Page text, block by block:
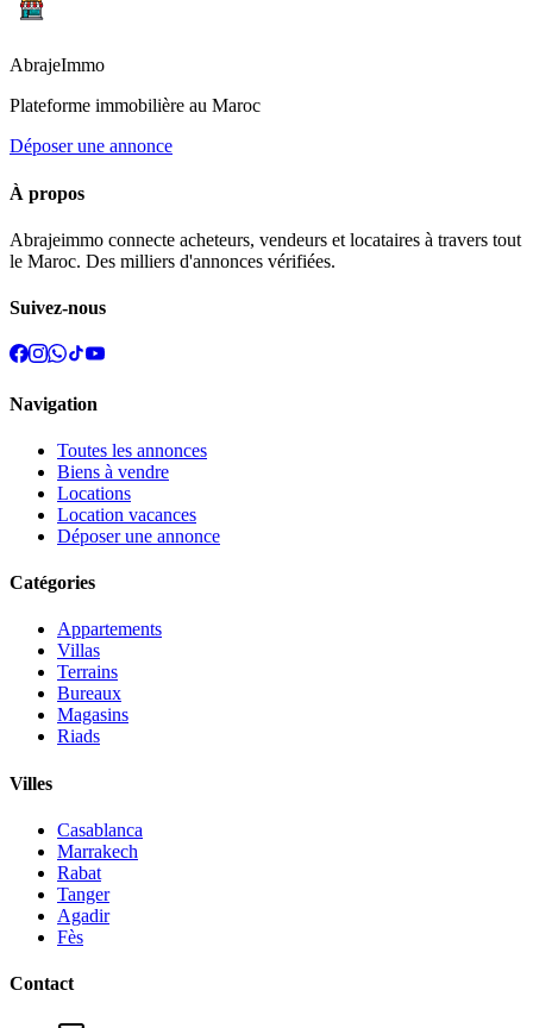
AbrajeImmo
Plateforme immobilière au Maroc
Déposer une annonce
À propos
Abrajeimmo connecte acheteurs, vendeurs et locataires à travers tout
le Maroc. Des milliers d'annonces vérifiées.
Suivez-nous
Navigation
Toutes les annonces
Biens à vendre
Locations
Location vacances
Déposer une annonce
Catégories
Appartements
Villas
Terrains
Bureaux
Magasins
Riads
Villes
Casablanca
Marrakech
Rabat
Tanger
Agadir
Fès
Contact